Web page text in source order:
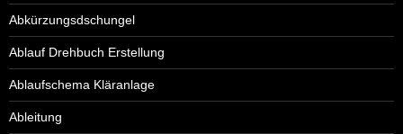
Abkürzungsdschungel
Ablauf Drehbuch Erstellung
Ablaufschema Kläranlage
Ableitung